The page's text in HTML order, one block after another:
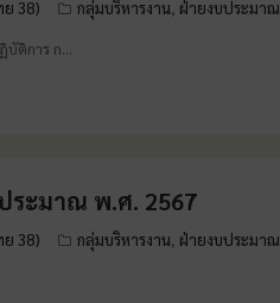
ย 38) กลุ่มบริหารงาน, ฝ่ายงบประมาณ
บัติการ ก…
ระมาณ พ.ศ. 2567
ย 38) กลุ่มบริหารงาน, ฝ่ายงบประมาณ